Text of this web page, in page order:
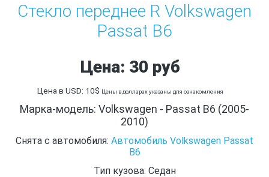
Стекло переднее R Volkswagen
Passat B6
Цена: 30 руб
Цена в USD: 10$ Цены в долларах указаны для ознакомления
Марка-модель: Volkswagen - Passat B6 (2005-
2010)
Снята с автомобиля: Автомобиль Volkswagen Passat
B6
Тип кузова: Седан